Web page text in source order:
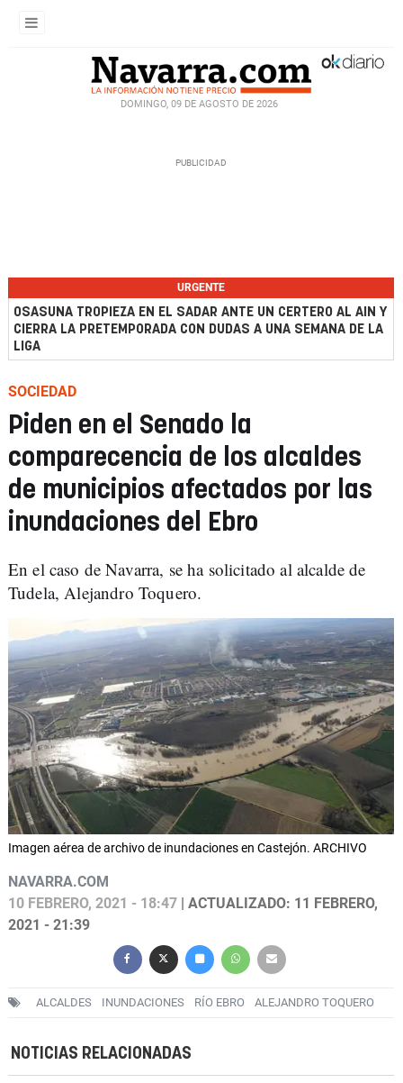
DOMINGO, 09 DE AGOSTO DE 2026
URGENTE
OSASUNA TROPIEZA EN EL SADAR ANTE UN CERTERO AL AIN Y
CIERRA LA PRETEMPORADA CON DUDAS A UNA SEMANA DE LA
LIGA
SOCIEDAD
Piden en el Senado la
comparecencia de los alcaldes
de municipios afectados por las
inundaciones del Ebro
En el caso de Navarra, se ha solicitado al alcalde de
Tudela, Alejandro Toquero.
Imagen aérea de archivo de inundaciones en Castejón. ARCHIVO
NAVARRA.COM
10 FEBRERO, 2021 - 18:47 | ACTUALIZADO: 11 FEBRERO,
2021 - 21:39
ALCALDES INUNDACIONES RÍO EBRO ALEJANDRO TOQUERO
NOTICIAS RELACIONADAS